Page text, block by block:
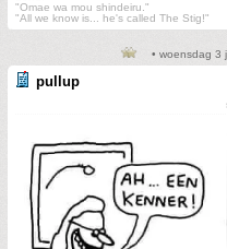
"Omae wa mou shindeiru."
"All we know is... he's called The Stig!"
• woensdag 3
pullup